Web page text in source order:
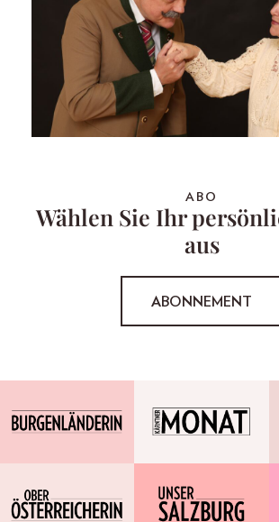
ABO
Wählen Sie Ihr
aus
ABONNEMENT